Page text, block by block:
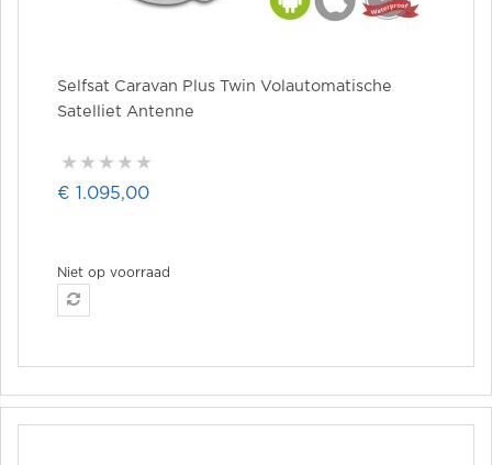
Selfsat Caravan Plus Twin Volautomatische
Satelliet Antenne
€ 1.095,00
Niet op voorraad